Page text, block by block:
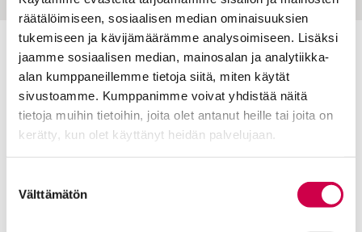
räätälöimiseen, sosiaalisen median ominaisuuksien
tukemiseen ja kävijämäärämme analysoimiseen. Lisäksi
jaamme sosiaalisen median, mainosalan ja analytiikka-
alan kumppaneillemme tietoja siitä, miten käytät
sivustoamme. Kumppanimme voivat yhdistää näitä
tietoja muihin tietoihin, joita olet antanut heille tai joita on
kerätty, kun olet käyttänyt heidän palvelujaan.
valinta
Välttämätön
Toimitus
Yhteystiedot
Postiosoite
PL 48, 08101 LOHJA